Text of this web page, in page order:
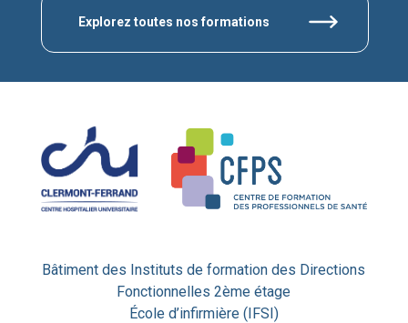
Explorez toutes nos formations
Bâtiment des Instituts de formation des Directions
Fonctionnelles 2ème étage
École d’infirmière (IFSI)